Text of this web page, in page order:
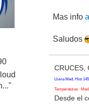
Mas info
Saludos
CRUCES,
Lluvia Med. Hist
Temperaturas Med.
Desde el